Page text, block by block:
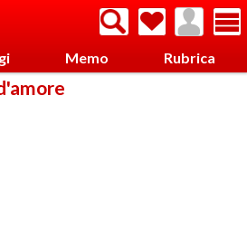
Memo Rubrica